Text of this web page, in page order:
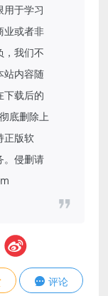
用于学习
业或者非
，我们不
站内容随
下载后的
底删除上
正版软
。侵删请
评论